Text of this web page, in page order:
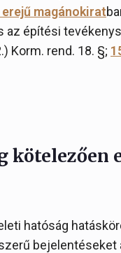
magánokirat
az építési
Korm. rend. 18. §;
kötelezően
hatóság
bejelentéseket